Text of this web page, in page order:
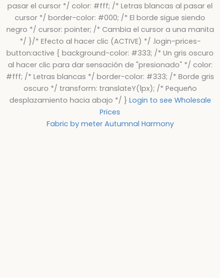
pasar el cursor */ color: #fff; /* Letras blancas al pasar el
cursor */ border-color: #000; /* El borde sigue siendo
negro */ cursor: pointer; /* Cambia el cursor a una manita
*/ }/* Efecto al hacer clic (ACTIVE) */ .login-prices-
button:active { background-color: #333; /* Un gris oscuro
al hacer clic para dar sensación de "presionado" */ color:
#fff; /* Letras blancas */ border-color: #333; /* Borde gris
oscuro */ transform: translateY(1px); /* Pequeño
desplazamiento hacia abajo */ } Login to see Wholesale
Prices
Fabric by meter Autumnal Harmony